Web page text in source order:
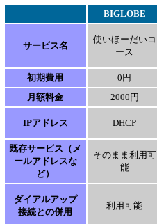
BIGLOBE
サービス名
使いほーだいコ
ース
初期費用 0円
月額料金
2000円
IPアドレス DHCP
既存サービス（メ
ールアドレスな
ど）
そのまま利用可
能
ダイアルアップ
接続との併用
利用可能